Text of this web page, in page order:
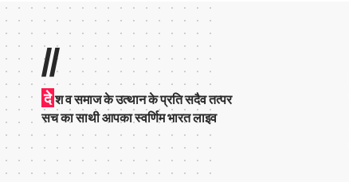
//
दे श व समाज के उत्थान के प्रति सदैव तत्पर
सच का साथी आपका स्वर्णिम भारत लाइव